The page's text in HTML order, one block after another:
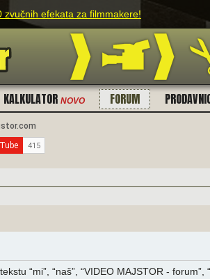
zvučnih efekata za filmmakere!
KALKULATOR NOVO FORUM
“mi”, “naš”, “VIDEO MAJSTOR -